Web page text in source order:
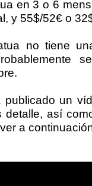
en 3 o 6
y 55$/52€ o
no tiene
publicado un
detalle, así
a